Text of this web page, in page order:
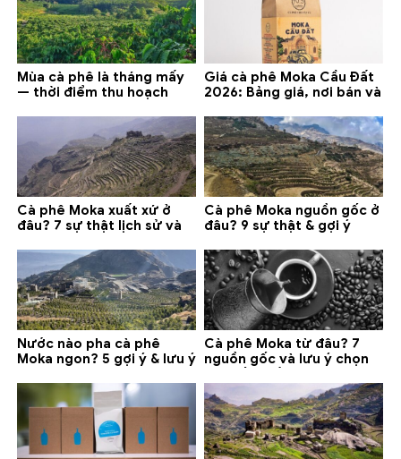
Mùa cà phê là tháng mấy
— thời điểm thu hoạch
Giá cà phê Moka Cầu Đất
2026: Bảng giá, nơi bán và
Cà phê Moka xuất xứ ở
đâu? 7 sự thật lịch sử và
Cà phê Moka nguồn gốc ở
đâu? 9 sự thật & gợi ý
Nước nào pha cà phê
Moka ngon? 5 gợi ý & lưu ý
Cà phê Moka từ đâu? 7
nguồn gốc và lưu ý chọn